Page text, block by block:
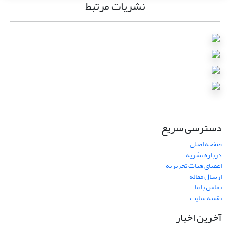
نشریات مرتبط
دسترسی سریع
صفحه اصلی
درباره نشریه
اعضای هیات تحریریه
ارسال مقاله
تماس با ما
نقشه سایت
آخرین اخبار